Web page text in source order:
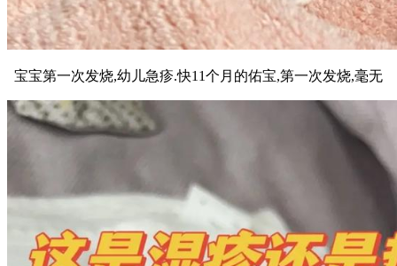
宝宝第一次发烧,幼儿急疹.快11个月的佑宝,第一次发烧,毫无